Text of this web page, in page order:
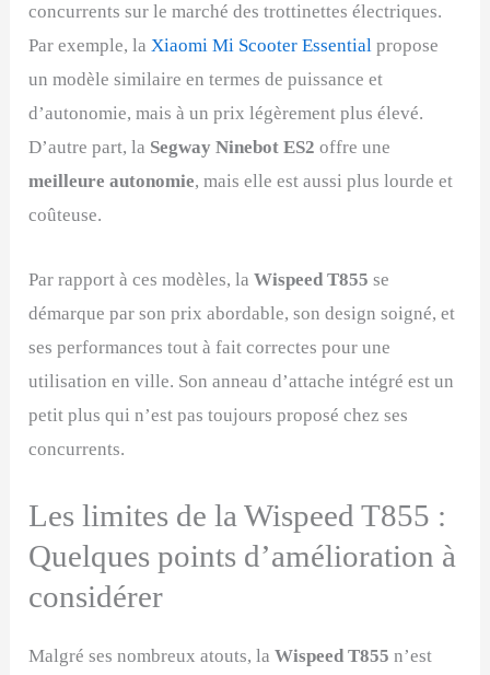
concurrents sur le marché des trottinettes électriques.
Par exemple, laXiaomi Mi Scooter Essentialpropose
un modèle similaire en termes de puissance et
d’autonomie, mais à un prix légèrement plus élevé.
D’autre part, la Segway Ninebot ES2 offre une
meilleure autonomie, mais elle est aussi plus lourde et
coûteuse.
Par rapport à ces modèles, laWispeed T855 se
démarque par son prix abordable, son design soigné, et
ses performances tout à fait correctes pour une
utilisation en ville. Son anneau d’attache intégré est un
petit plus qui n’est pas toujours proposé chez ses
concurrents.
Les limites de la Wispeed T855 :
Quelques points d’amélioration à
considérer
Malgré ses nombreux atouts, laWispeed T855n’est